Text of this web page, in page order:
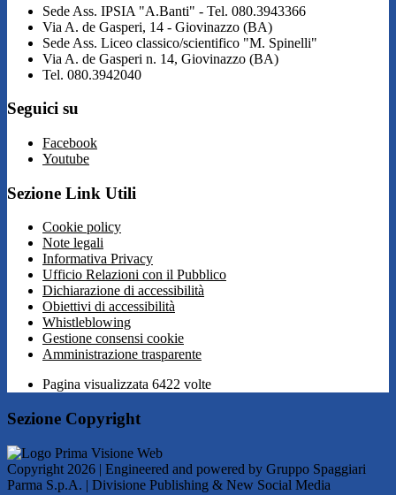
Sede Ass. IPSIA "A.Banti" - Tel. 080.3943366
Via A. de Gasperi, 14 - Giovinazzo (BA)
Sede Ass. Liceo classico/scientifico "M. Spinelli"
Via A. de Gasperi n. 14, Giovinazzo (BA)
Tel. 080.3942040
Seguici su
Facebook
Youtube
Sezione Link Utili
Cookie policy
Note legali
Informativa Privacy
Ufficio Relazioni con il Pubblico
Dichiarazione di accessibilità
Obiettivi di accessibilità
Whistleblowing
Gestione consensi cookie
Amministrazione trasparente
Pagina visualizzata 6422 volte
Sezione Copyright
Copyright 2026 | Engineered and powered by Gruppo Spaggiari
Parma S.p.A. | Divisione Publishing & New Social Media